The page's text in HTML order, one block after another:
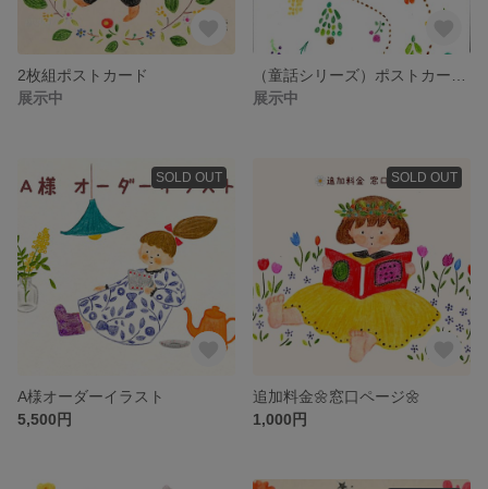
2枚組ポストカード
展示中
展示中
SOLD OUT
A様オーダーイラスト
5,500円
SOLD OUT
追加料金🌼窓口ページ🌼
1,000円